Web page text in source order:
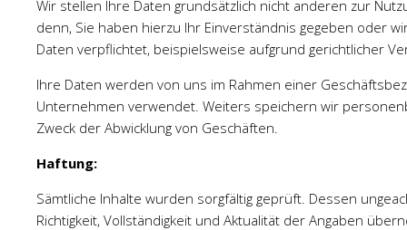
Wir stellen Ihre Daten grundsätzlich nicht anderen zur
denn, Sie haben hierzu Ihr Einverständnis gegeben oder
Daten verpflichtet, beispielsweise aufgrund gerichtlicher
Ihre Daten werden von uns im Rahmen einer
Unternehmen verwendet. Weiters speichern wir
Zweck der Abwicklung von Geschäften.
Haftung:
Sämtliche Inhalte wurden sorgfältig geprüft. Dessen
Richtigkeit, Vollständigkeit und Aktualität der Angaben